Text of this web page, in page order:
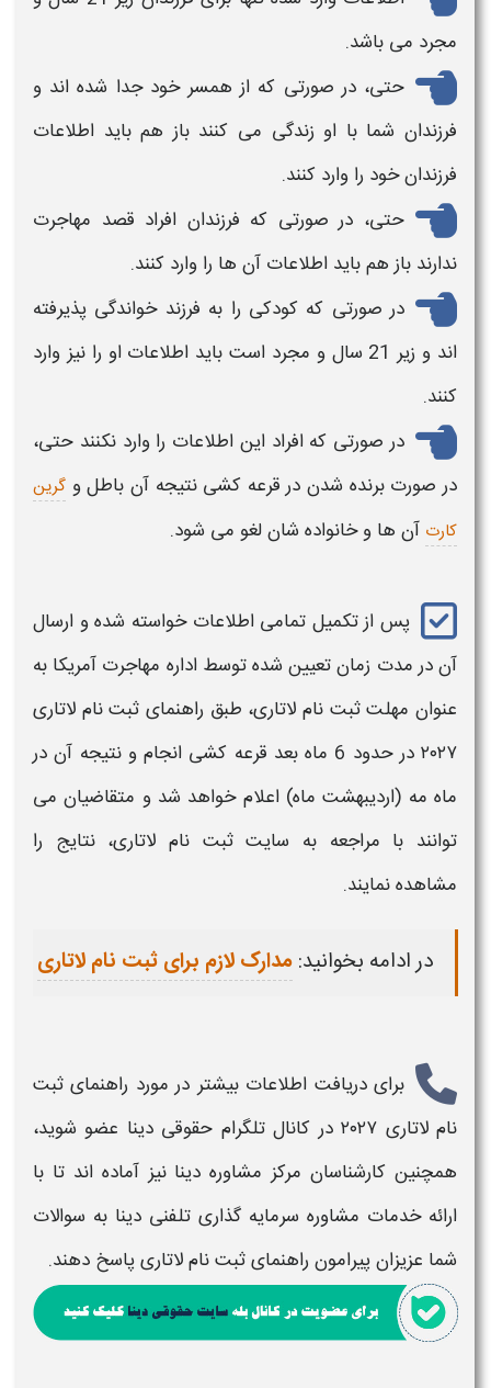
مجرد می باشد.
حتی، در صورتی که از همسر خود جدا شده اند و
فرزندان شما با او زندگی می کنند باز هم باید اطلاعات
فرزندان خود را وارد کنند.
حتی، در صورتی که فرزندان افراد قصد مهاجرت
ندارند باز هم باید اطلاعات آن ها را وارد کنند.
در صورتی که کودکی را به فرزند خواندگی پذیرفته
اند و زیر 21 سال و مجرد است باید اطلاعات او را نیز وارد
کنند.
در صورتی که افراد این اطلاعات را وارد نکنند حتی،
در صورت برنده شدن در قرعه کشی نتیجه آن باطل و گرین
کارت آن ها و خانواده شان لغو می شود.
پس از تکمیل تمامی اطلاعات خواسته شده و ارسال
آن در مدت زمان تعیین شده توسط اداره مهاجرت آمریکا به
عنوان مهلتثبت نام لاتاری، طبق راهنمای ثبت نام لاتاری
۲۰۲۷
در حدود 6 ماه بعد قرعه کشی انجام و نتیجه آن در
ماه مه (اردیبهشت ماه) اعلام خواهد شد و متقاضیان می
توانند با مراجعه به سایتثبت نام لاتاری، نتایج را
مشاهده نمایند.
در ادامه بخوانید:مدارک لازم برای ثبت نام لاتاری
برای دریافت اطلاعات بیشتر در مورد راهنمای ثبت
نام لاتاری ۲۰۲۷
در کانال تلگرام حقوقی دینا عضو شوید،
همچنین کارشناسان مرکز مشاوره دینا نیز آماده اند تا با
ارائه خدمات مشاوره سرمایه گذاری تلفنی دینا به سوالات
شما عزیزان پیرامون راهنمای ثبت نام لاتاریپاسخ دهند.